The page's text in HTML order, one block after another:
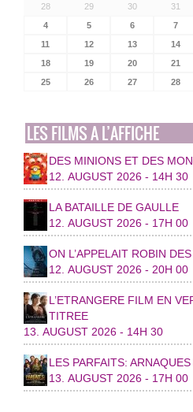
28
29 30 31
4
5 6 7
11
12 13 14
18
19 20 21
25
26 27 28
LES FILMS A L’AFFICHE
DES MINIONS ET DES
12. AUGUST 2026 - 14H 30
LA BATAILLE DE GAULLE
12. AUGUST 2026 - 17H 00
ON L’APPELAIT ROBIN
12. AUGUST 2026 - 20H 00
L’ETRANGERE FILM EN
TITREE
13. AUGUST 2026 - 14H 30
LES PARFAITS:
13. AUGUST 2026 - 17H 00